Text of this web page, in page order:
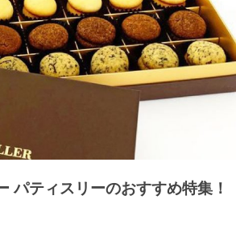
パティスリーのおすすめ特集！